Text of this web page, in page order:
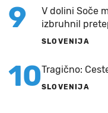
9
V dolini Soče
izbruhnil
SLOVENIJA
10Tragično:
SLOVENIJA